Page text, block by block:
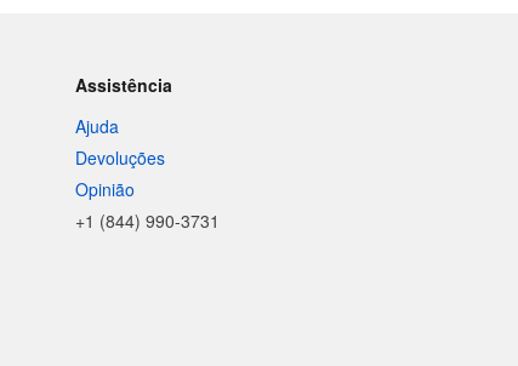
Assistência
Ajuda
Devoluções
Opinião
+1 (844) 990-3731